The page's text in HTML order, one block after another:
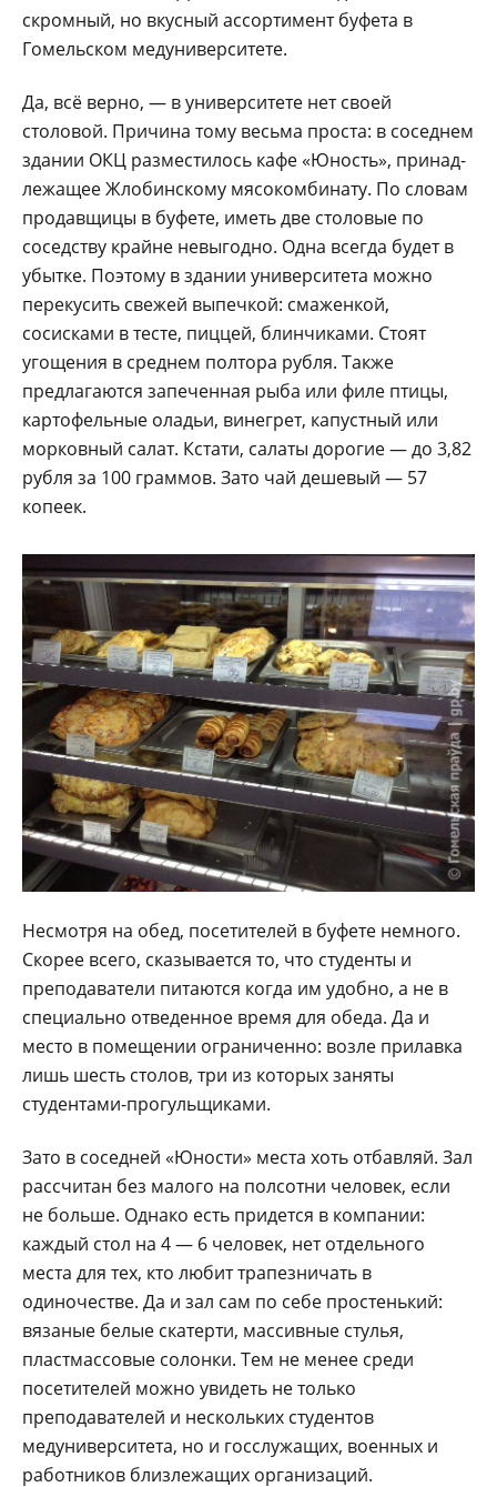
скромный, но вкусный ассортимент буфета в
Гомельском медуниверситете.
Да, всё верно, — в университете нет своей
столовой. Причина тому весьма проста: в соседнем
здании ОКЦ разместилось кафе «Юность», принад­
лежащее Жлобинскому мясокомбинату. По словам
продавщицы в буфете, иметь две столовые по
соседству крайне невыгодно. Одна всегда будет в
убытке. Поэтому в здании университета можно
перекусить свежей выпечкой: смаженкой,
сосисками в тесте, пиццей, блинчиками. Стоят
угощения в среднем полтора рубля. Также
предлагаются запеченная рыба или филе птицы,
картофельные оладьи, винегрет, капустный или
морковный салат. Кстати, салаты дорогие — до 3,82
рубля за 100 граммов. Зато чай дешевый — 57
копеек.
Несмотря на обед, посетителей в буфете немного.
Скорее всего, сказывается то, что студенты и
преподаватели питаются когда им удобно, а не в
специально отведенное время для обеда. Да и
место в помещении ограниченно: возле прилавка
лишь шесть столов, три из которых заняты
студентами-прогульщиками.
Зато в соседней «Юности» места хоть отбавляй. Зал
рассчитан без малого на полсотни человек, если
не больше. Однако есть придется в компании:
каждый стол на 4 — 6 человек, нет отдельного
места для тех, кто любит трапезничать в
одиночестве. Да и зал сам по себе простенький:
вязаные белые скатерти, массивные стулья,
пластмассовые солонки. Тем не менее среди
посетителей можно увидеть не только
преподавателей и нескольких студентов
медуниверситета, но и госслужащих, военных и
работников близлежащих организаций.